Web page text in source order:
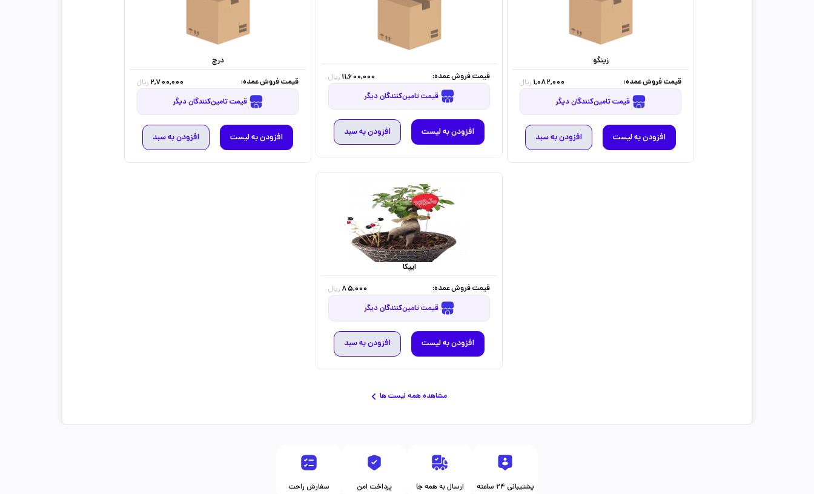
زینگو
قیمت فروش عمده:
1,082,000 ریال
قیمت تامین‌کنندگان دیگر
افزودن به لیست افزودن به سبد
قیمت فروش عمده: 11,600,000 ریال
قیمت تامین‌کنندگان دیگر
افزودن به لیست افزودن به سبد
درج
قیمت فروش عمده:
2,700,000 ریال
قیمت تامین‌کنندگان دیگر
افزودن به لیست افزودن به سبد
ایپکا
قیمت فروش عمده:
85,000 ریال
قیمت تامین‌کنندگان دیگر
افزودن به لیست افزودن به سبد
مشاهده همه لیست ها
سفارش راحت پرداخت امن ارسال به همه جا پشتیبانی ۲۴ ساعته